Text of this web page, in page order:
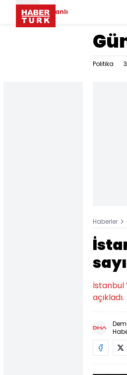
Canlı
Politika
Haberler
İstanbul
açıkladı.